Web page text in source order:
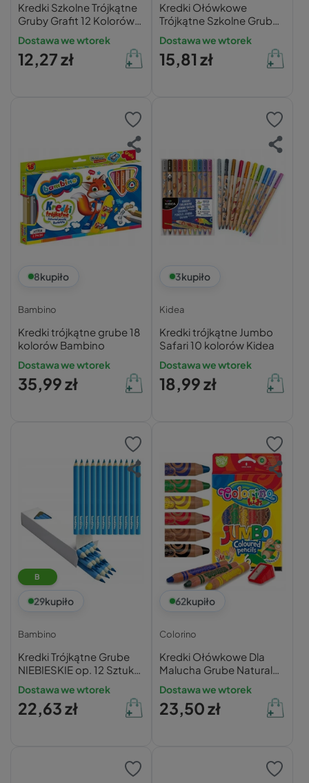
Kredki Szkolne Trójkątne
Gruby Grafit 12 Kolorów
Bambino
Dostawa we wtorek
12,27 zł
Kredki Ołówkowe
Trójkątne Szkolne Grube
Grafity 18kol. +
Temperówka Bambino
Dostawa we wtorek
15,81 zł
8kupiło
Bambino
Kredki trójkątne grube 18
kolorów Bambino
Dostawa we wtorek
35,99 zł
3kupiło
Kidea
Kredki trójkątne Jumbo
Safari 10 kolorów Kidea
Dostawa we wtorek
18,99 zł
B
29kupiło
Bambino
Kredki Trójkątne Grube
NIEBIESKIE op. 12 Sztuk
Bambino
Dostawa we wtorek
22,63 zł
62kupiło
Colorino
Kredki Ołówkowe Dla
Malucha Grube Naturalne
Drewno 6kol. Colorino
33121
Dostawa we wtorek
23,50 zł